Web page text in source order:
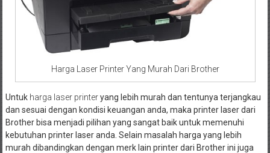
Harga Laser Printer Yang Murah Dari Brother
Untuk harga laser printeryang lebih murah dan tentunya terjangkau
dan sesuai dengan kondisi keuangan anda, maka printer laser dari
Brother bisa menjadi pilihan yang sangat baik untuk memenuhi
kebutuhan printer laser anda. Selain masalah harga yang lebih
murah dibandingkan dengan merk lain printer dari Brother ini juga